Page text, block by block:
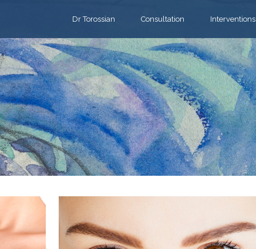
Interventions
Consultation
Dr Torossian